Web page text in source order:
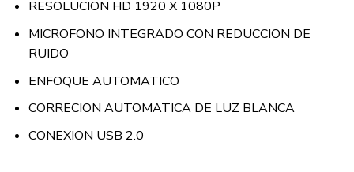
RESOLUCION HD 1920 X 1080P
MICROFONO INTEGRADO CON REDUCCION DE
RUIDO
ENFOQUE AUTOMATICO
CORRECION AUTOMATICA DE LUZ BLANCA
CONEXION USB 2.0